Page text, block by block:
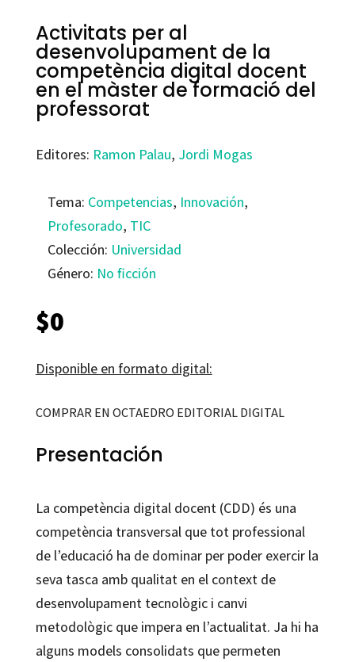
Activitats per al
desenvolupament de la
competència digital docent
en el màster de formació del
professorat
Editores: Ramon Palau, Jordi Mogas
Tema: Competencias, Innovación,
Profesorado, TIC
Colección: Universidad
Género: No ficción
$0
Disponible en formato digital:
COMPRAR EN OCTAEDRO EDITORIAL DIGITAL
Presentación
La competència digital docent (CDD) és una
competència transversal que tot professional
de l’educació ha de dominar per poder exercir la
seva tasca amb qualitat en el context de
desenvolupament tecnològic i canvi
metodològic que impera en l’actualitat. Ja hi ha
alguns models consolidats que permeten